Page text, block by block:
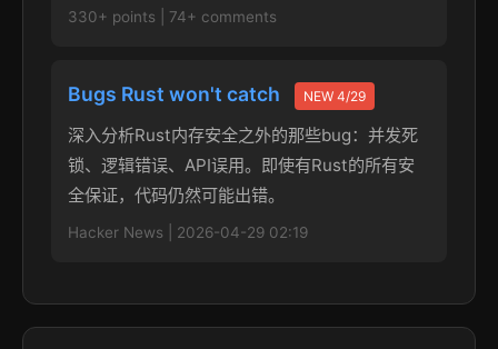
330+ points | 74+ comments
Bugs Rust won't catch NEW 4/29
深入分析Rust内存安全之外的那些bug：并发死
锁、逻辑错误、API误用。即使有Rust的所有安
全保证，代码仍然可能出错。
Hacker News | 2026-04-29 02:19